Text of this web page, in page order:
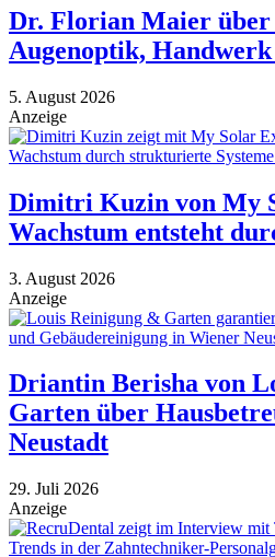
Dr. Florian Maier
Augenoptik,
5. August 2026
Anzeige
Dimitri Kuzin von My
Wachstum entsteht
3. August 2026
Anzeige
Driantin Berisha von
Garten über
Neustadt
29. Juli 2026
Anzeige